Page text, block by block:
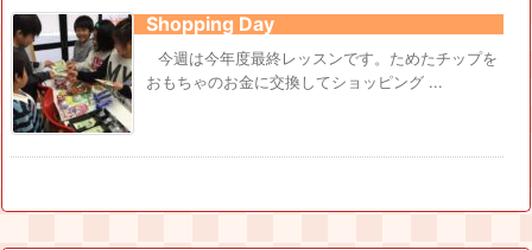
Shopping Day
今週は今年度最終レッスンです。ためたチップを
おもちゃのお金に交換してショッピング ...